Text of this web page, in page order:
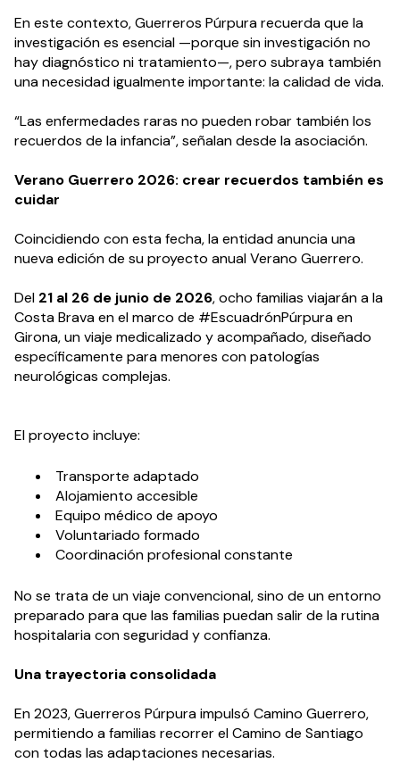
En este contexto, Guerreros Púrpura recuerda que la
investigación es esencial —porque sin investigación no
hay diagnóstico ni tratamiento—, pero subraya también
una necesidad igualmente importante: la calidad de vida.
“Las enfermedades raras no pueden robar también los
recuerdos de la infancia”, señalan desde la asociación.
Verano Guerrero 2026: crear recuerdos también es
cuidar
Coincidiendo con esta fecha, la entidad anuncia una
nueva edición de su proyecto anual Verano Guerrero.
Del 21 al 26 de junio de 2026, ocho familias viajarán a la
Costa Brava en el marco de #EscuadrónPúrpura en
Girona, un viaje medicalizado y acompañado, diseñado
específicamente para menores con patologías
neurológicas complejas.
El proyecto incluye:
Transporte adaptado
Alojamiento accesible
Equipo médico de apoyo
Voluntariado formado
Coordinación profesional constante
No se trata de un viaje convencional, sino de un entorno
preparado para que las familias puedan salir de la rutina
hospitalaria con seguridad y confianza.
Una trayectoria consolidada
En 2023, Guerreros Púrpura impulsó Camino Guerrero,
permitiendo a familias recorrer el Camino de Santiago
con todas las adaptaciones necesarias.